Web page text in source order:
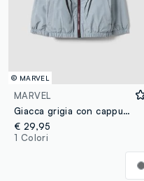
© MARVEL
MARVEL
Giacca grigia con cappuccio e stampe MARVEL Spider-Man per bambino
€ 29,95
1 Colori